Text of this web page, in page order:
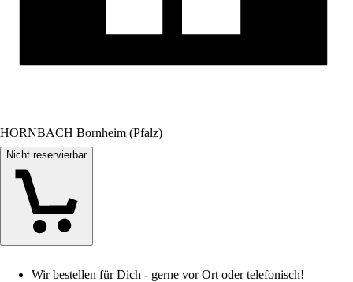
HORNBACH Bornheim (Pfalz)
Nicht reservierbar
Wir bestellen für Dich - gerne vor Ort oder telefonisch!